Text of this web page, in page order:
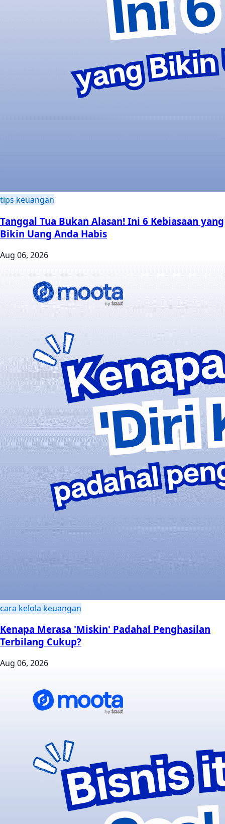
tips keuangan
Tanggal Tua Bukan Alasan! Ini 6 Kebiasaan yang
Bikin Uang Anda Habis
Aug 06, 2026
cara kelola keuangan
Kenapa Merasa 'Miskin' Padahal Penghasilan
Terbilang Cukup?
Aug 06, 2026